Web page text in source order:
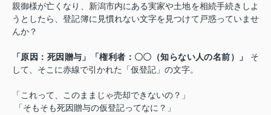
親御様が亡くなり、新潟市内にある実家や土地を相続手続きしよ
うとしたら、登記簿に見慣れない文字を見つけて戸惑っていませ
んか？
「原因：死因贈与」「権利者：〇〇（知らない人の名前）」
そ
して、そこに赤線で引かれた「仮登記」の文字。
「これって、このままじゃ売却できないの？」
「そもそも死因贈与の仮登記ってなに？」